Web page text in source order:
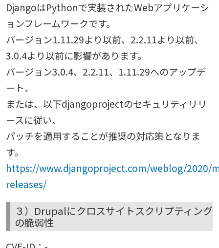
DjangoはPythonで実装されたWebアプリケーシ
ョンフレームワークです。
バージョン1.11.29より以前、2.2.11より以前、
3.0.4より以前に影響があります。
バージョン3.0.4、2.2.11、1.11.29へのアップデ
ート、
または、以下djangoprojectのセキュリティリリ
ースに従い、
パッチを適用することが推奨の対応策となりま
す。
https://www.djangoproject.com/weblog/2020/
releases/
３）Drupalにクロスサイトスクリプティング
の脆弱性